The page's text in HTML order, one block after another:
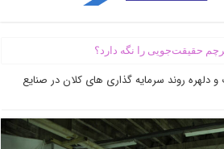
حقیقت‌جویی را نگه دارد؟
دلهره روند سرمایه گذاری های کلان در صنایع